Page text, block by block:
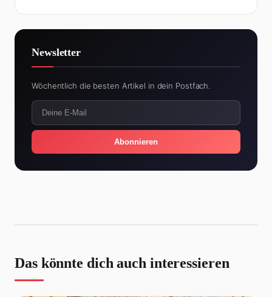
Newsletter
Wöchentlich die besten Artikel in dein Postfach.
Abonnieren
Das könnte dich auch interessieren